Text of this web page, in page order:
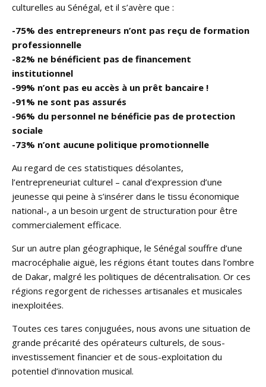
culturelles au Sénégal, et il s’avère que :
-75% des entrepreneurs n’ont pas reçu de formation
professionnelle
-82% ne bénéficient pas de financement
institutionnel
-99% n’ont pas eu accès à un prêt bancaire !
-91% ne sont pas assurés
-96% du personnel ne bénéficie pas de protection
sociale
-73% n’ont aucune politique promotionnelle
Au regard de ces statistiques désolantes,
l’entrepreneuriat culturel – canal d’expression d’une
jeunesse qui peine à s’insérer dans le tissu économique
national-, a un besoin urgent de structuration pour être
commercialement efficace.
Sur un autre plan géographique, le Sénégal souffre d’une
macrocéphalie aiguë, les régions étant toutes dans l’ombre
de Dakar, malgré les politiques de décentralisation. Or ces
régions regorgent de richesses artisanales et musicales
inexploitées.
Toutes ces tares conjuguées, nous avons une situation de
grande précarité des opérateurs culturels, de sous-
investissement financier et de sous-exploitation du
potentiel d’innovation musical.